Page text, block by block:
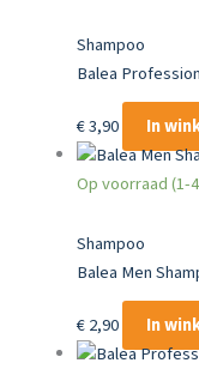
Shampoo
Balea
€3,90 In
Op voorraad (1-
Shampoo
Balea Men
€2,90 In